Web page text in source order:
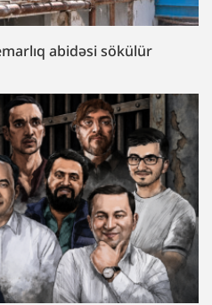
abidəsi sökülür